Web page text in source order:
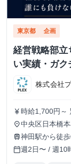
東京都 企画
経営戦略部立
い実績・ガク
株式会社
currency_yen 時給1,700円～
place中央区日本橋
train神田駅から徒
calendar_today週2日〜 / 週10